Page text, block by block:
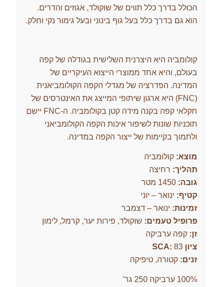
הכולל בדרך כלל תווים של שוקולד, אגוזים והדרים.
הוא גם בדרך כלל בעל גוף בינוני ובעל גימור נקי וחלק.
קולומביה היא היצרנית השלישית בגודלה של קפה
בעולם, והיא אחד ממוצרי הייצוא העיקריים של
המדינה. הפדרציה של מגדלי הקפה הקולומביאנית
(FNC) היא ארגון שיתופי המייצג את האינטרסים של
חקלאי קפה בקנה מידה קטן בקולומביה. ה-FNC יישם
תוכניות שונות לשיפור איכות הקפה הקולומביאני
ולתמוך בקיימות של ייצור הקפה במדינה.
מוצא: קולומביה
תהליך: רחיצה
גובה:
קטיף: ינואר – יוני
זמינות: ינואר – דצמבר
פרופיל טעמים: שוקולד, פירות יער, קרמל, לימון
זן: קפה ערביקה
ציון SCA: 83
זנים: קטורה, טיפיקה
100% ערביקה 250 גר'